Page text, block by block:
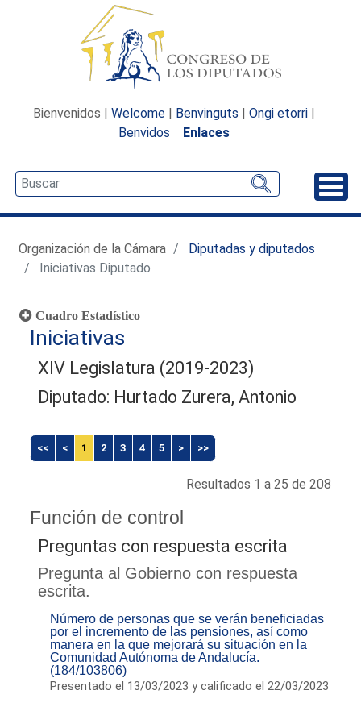
Bienvenidos | Welcome | Benvinguts | Ongi etorri |
Benvidos
Enlaces
Organización de la Cámara
Diputadas y diputados
Iniciativas Diputado
Cuadro Estadístico
Iniciativas
XIV Legislatura (2019-2023)
Diputado: Hurtado Zurera, Antonio
<< < 1 2 3 4 5 > >>
Resultados 1 a 25 de 208
Función de control
Preguntas con respuesta escrita
Pregunta al Gobierno con respuesta
escrita.
Número de personas que se verán beneficiadas
por el incremento de las pensiones, así como
manera en la que mejorará su situación en la
Comunidad Autónoma de Andalucía.
(184/103806)
Presentado el 13/03/2023 y calificado el 22/03/2023